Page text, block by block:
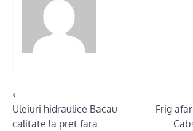
Post
navigation
⟵
Uleiuri hidraulice Bacau –
calitate la pret fara
Frig